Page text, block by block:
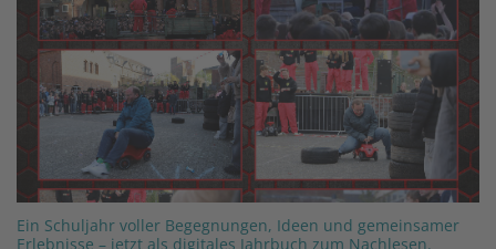
Ein Schuljahr voller Begegnungen, Ideen und gemeinsamer
Erlebnisse – jetzt als digitales Jahrbuch zum Nachlesen.